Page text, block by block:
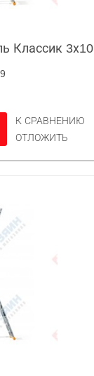
Классик 3х10
К СРАВНЕНИЮ
ОТЛОЖИТЬ